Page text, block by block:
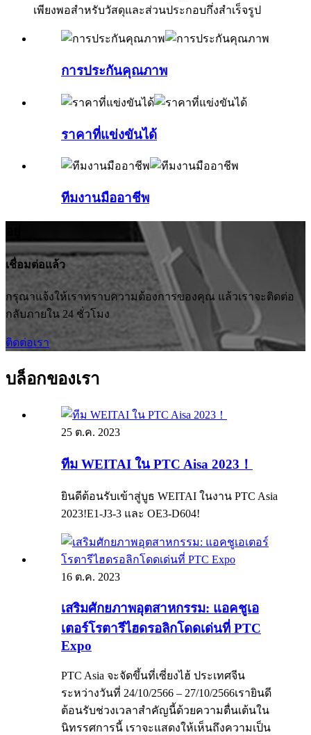
เพียงพอสำหรับวัสดุและส่วนประกอบกึ่งสำเร็จรูป
การประกันคุณภาพ
ราคาที่แข่งขันได้
ทีมงานมืออาชีพ
เชื่อมต่อแล้ว
กรุณาแจ้งให้เราทราบความต้องการของคุณ แล้วเราจะติดต่อ
กลับภายใน 24 ชั่วโมง
ติดต่อเรา
บล็อกของเรา
25 ต.ค. 2023
ทีม WEITAI ใน PTC Aisa 2023！
ยินดีต้อนรับเข้าสู่บูธ WEITAI ในงาน PTC Asia
2023!E1-J3-3 และ OE3-D604!
16 ต.ค. 2023
เสริมศักยภาพอุตสาหกรรม: แอคชูเอ
เตอร์โรตารีไฮดรอลิกโดดเด่นที่ PTC
Expo
PTC Asia จะจัดขึ้นที่เซี่ยงไฮ้ ประเทศจีน
ระหว่างวันที่ 24/10/2566 – 27/10/2566เรายินดี
ต้อนรับช่วงเวลาสำคัญนี้ด้วยความตื่นเต้นใน
นิทรรศการนี้ เราจะแสดงให้เห็นถึงความเป็น